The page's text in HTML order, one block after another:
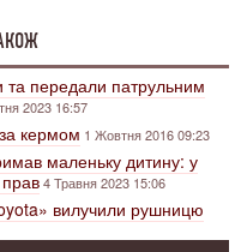
та передали патрульним
2023 16:57
кермом 1 Жовтня 2016 09:23
маленьку дитину: у
4 Травня 2023 15:06
вилучили рушницю